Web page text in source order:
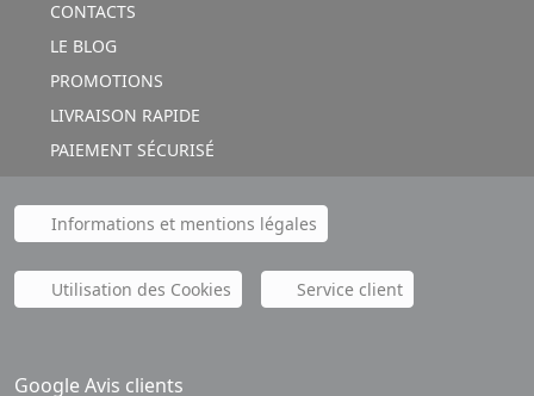
CONTACTS
LE BLOG
PROMOTIONS
LIVRAISON RAPIDE
PAIEMENT SÉCURISÉ
Informations et mentions légales
Utilisation des Cookies Service client
Google Avis clients